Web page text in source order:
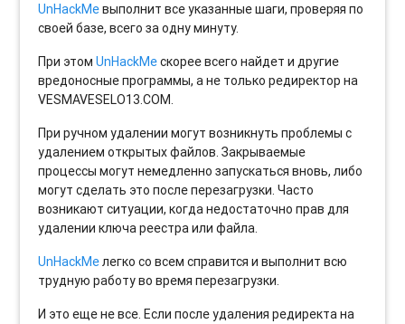
UnHackMeвыполнит все указанные шаги, проверяя по
своей базе, всего за одну минуту.
При этомUnHackMeскорее всего найдет и другие
вредоносные программы, а не только редиректор на
VESMAVESELO13.COM.
При ручном удалении могут возникнуть проблемы с
удалением открытых файлов. Закрываемые
процессы могут немедленно запускаться вновь, либо
могут сделать это после перезагрузки. Часто
возникают ситуации, когда недостаточно прав для
удалении ключа реестра или файла.
UnHackMeлегко со всем справится и выполнит всю
трудную работу во время перезагрузки.
И это еще не все. Если после удаления редиректа на